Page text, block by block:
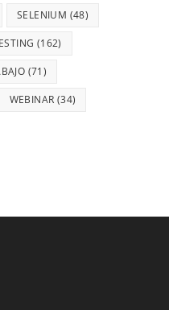
SELENIUM (48)
(162)
(71)
WEBINAR (34)